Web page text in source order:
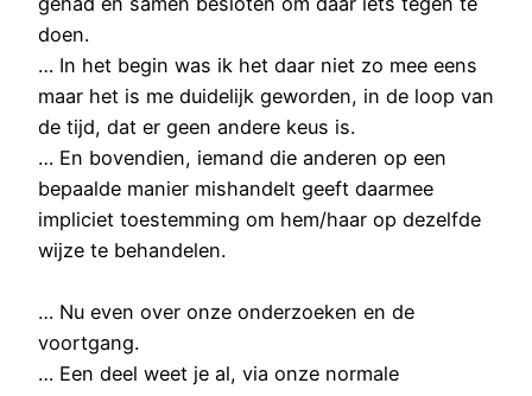
doen.
… In het begin was ik het daar niet zo mee eens
maar het is me duidelijk geworden, in de loop van
de tijd, dat er geen andere keus is.
… En bovendien, iemand die anderen op een
bepaalde manier mishandelt geeft daarmee
impliciet toestemming om hem/haar op dezelfde
wijze te behandelen.
… Nu even over onze onderzoeken en de
voortgang.
… Een deel weet je al, via onze normale